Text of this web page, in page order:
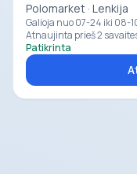
Polomarket · Lenkija
Galioja nuo 07-24 iki 08-
Atnaujinta prieš 2
Patikrinta